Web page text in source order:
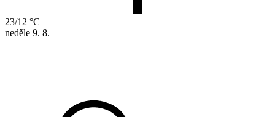
23/12 °C
neděle 9. 8.